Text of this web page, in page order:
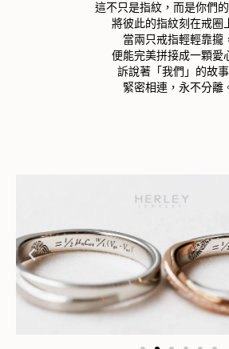
這不只是指紋，而是你們的
將彼此的指紋刻在戒圈
當兩只戒指輕輕靠攏
便能完美拼接成一顆愛
訴說著「我們」的故事
緊密相連，永不分離